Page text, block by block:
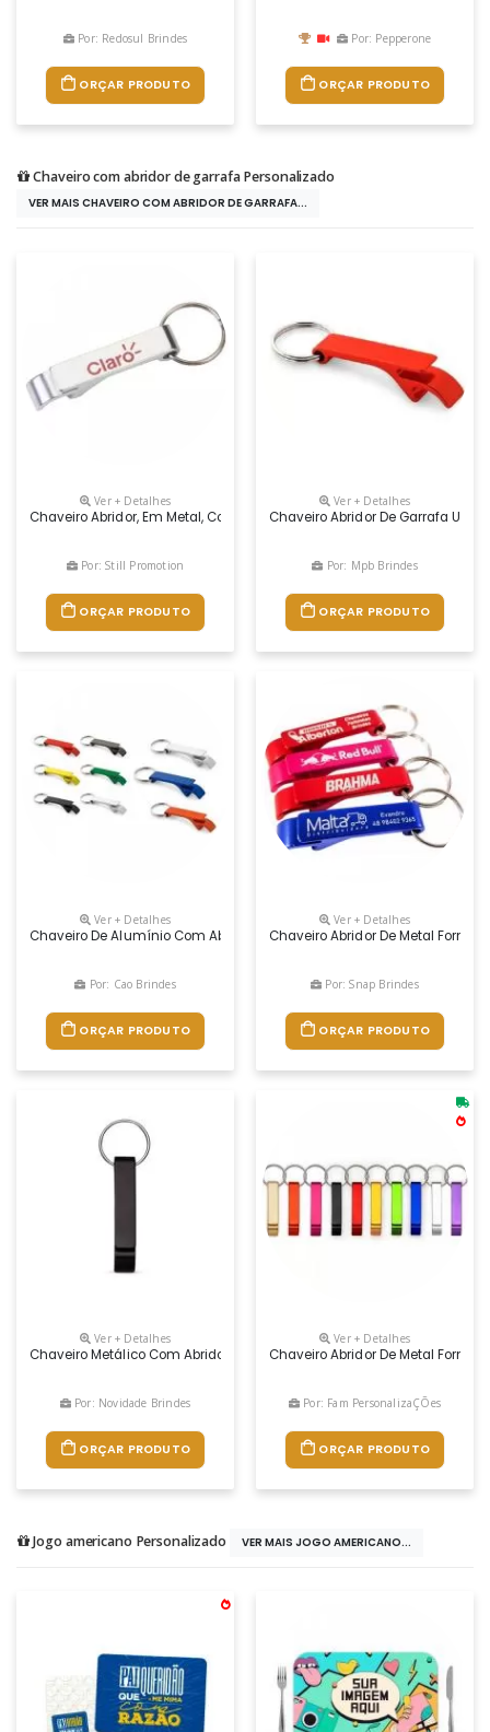
Por: Redosul Brindes
ORÇAR PRODUTO
Por: Pepperone
ORÇAR PRODUTO
Chaveiro com abridor de garrafa Personalizado
VER MAIS CHAVEIRO COM ABRIDOR DE GARRAFA...
Ver + Detalhes
Chaveiro Abridor, Em Metal, Cor Prata, Tamanho Total: 6,3 Cm X 1,0 Cm
Por: Still Promotion
ORÇAR PRODUTO
Ver + Detalhes
Chaveiro Abridor De Garrafa Uma
Por: Mpb Brindes
ORÇAR PRODUTO
Ver + Detalhes
Chaveiro De Alumínio Com Abridor De Garrafas
Por: Cao Brindes
ORÇAR PRODUTO
Ver + Detalhes
Chaveiro Abridor De Metal
Por: Snap Brindes
ORÇAR PRODUTO
Ver + Detalhes
Chaveiro Metálico Com Abridor De Garrafas E Argola De Ferro
Por: Novidade Brindes
ORÇAR PRODUTO
Ver + Detalhes
Chaveiro Abridor De Metal
Por: Fam PersonalizaÇÕes
ORÇAR PRODUTO
Jogo americano Personalizado VER MAIS JOGO AMERICANO...